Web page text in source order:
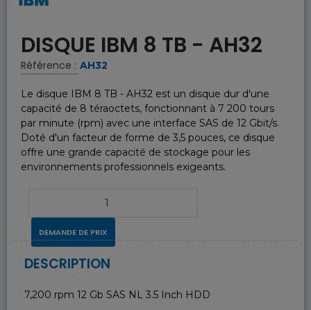
DISQUE IBM 8 TB - AH32
Référence : AH32
Le disque IBM 8 TB - AH32 est un disque dur d'une
capacité de 8 téraoctets, fonctionnant à 7 200 tours
par minute (rpm) avec une interface SAS de 12 Gbit/s.
Doté d'un facteur de forme de 3,5 pouces, ce disque
offre une grande capacité de stockage pour les
environnements professionnels exigeants.
DEMANDE DE PRIX
DESCRIPTION
7,200 rpm 12 Gb SAS NL 3.5 Inch HDD